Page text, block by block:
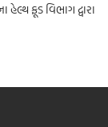
ફૂડ વિભાગ દ્વારા